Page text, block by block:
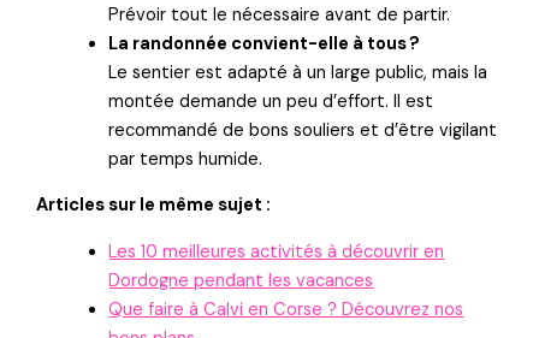
Prévoir tout le nécessaire avant de partir.
La randonnée convient-elle à tous ?
Le sentier est adapté à un large public, mais la
montée demande un peu d’effort. Il est
recommandé de bons souliers et d’être vigilant
par temps humide.
Articles sur le même sujet :
Les 10 meilleures activités à découvrir en
Dordogne pendant les vacances
Que faire à Calvi en Corse ? Découvrez nos